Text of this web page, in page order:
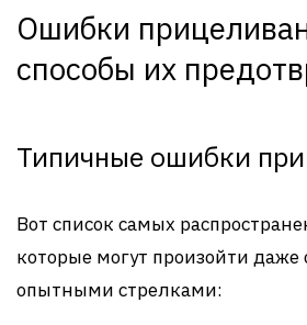
Ошибки
способы их
Типичные ошибки
Вот список самых
которые могут произойти
опытными стрелками: